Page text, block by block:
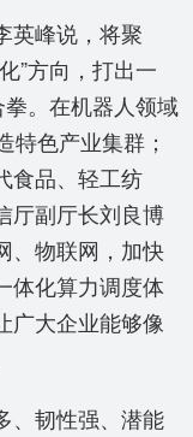
英峰说，将聚
”方向，打出一
。在机器人领域
特色产业集群；
食品、轻工纺
厅副厅长刘良博
、物联网，加快
体化算力调度体
广大企业能够像
、韧性强、潜能